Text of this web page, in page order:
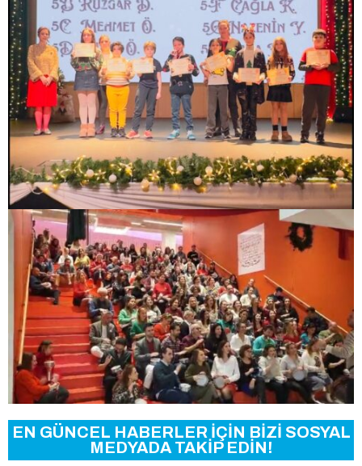
EN GÜNCEL HABERLER İÇİN BİZİ SOSYAL
MEDYADA TAKİP EDİN!